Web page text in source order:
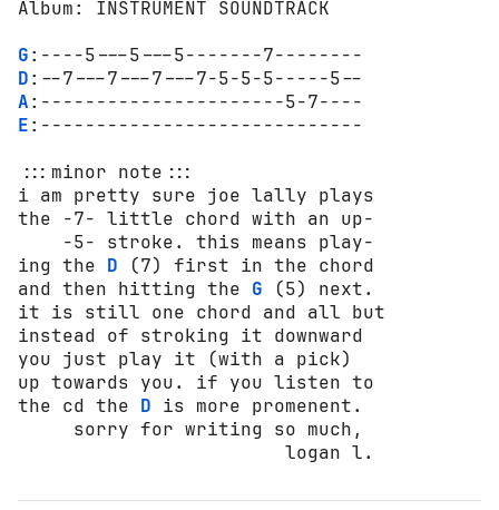
Album: INSTRUMENT SOUNDTRACK
G
D
A
E:-----------------------------
:::minor note:::
i am pretty sure joe lally plays
the -7- little chord with an up-
    -5- stroke. this means play-
ing the D (7) first in the chord
and then hitting the G (5) next.
it is still one chord and all but
instead of stroking it downward
you just play it (with a pick)
up towards you. if you listen to
the cd the D is more promenent.
     sorry for writing so much,
			logan l.